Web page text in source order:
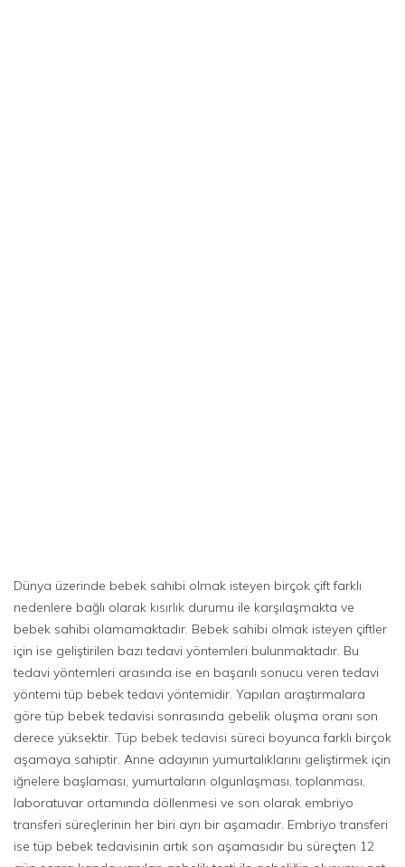
Dünya üzerinde bebek sahibi olmak isteyen birçok çift farklı
nedenlere bağlı olarak kısırlık durumu ile karşılaşmakta ve
bebek sahibi olamamaktadır. Bebek sahibi olmak isteyen çiftler
için ise geliştirilen bazı tedavi yöntemleri bulunmaktadır. Bu
tedavi yöntemleri arasında ise en başarılı sonucu veren tedavi
yöntemi tüp bebek tedavi yöntemidir. Yapılan araştırmalara
göre tüp bebek tedavisi sonrasında gebelik oluşma oranı son
derece yüksektir. Tüp bebek tedavisi süreci boyunca farklı birçok
aşamaya sahiptir. Anne adayının yumurtalıklarını geliştirmek için
iğnelere başlaması, yumurtaların olgunlaşması, toplanması,
laboratuvar ortamında döllenmesi ve son olarak embriyo
transferi süreçlerinin her biri ayrı bir aşamadır. Embriyo transferi
ise tüp bebek tedavisinin artık son aşamasıdır bu süreçten 12